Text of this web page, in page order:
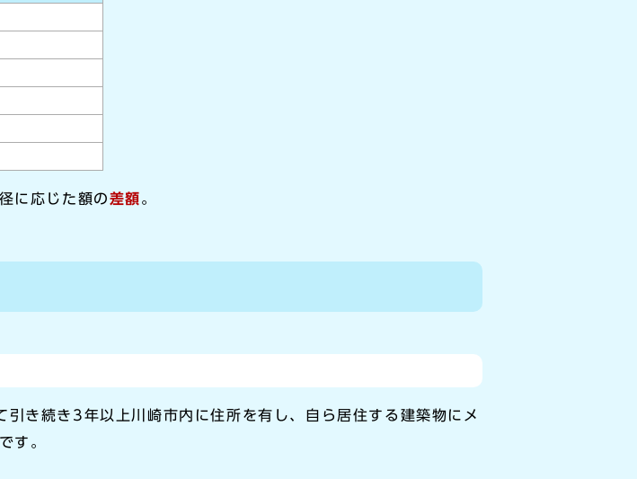
に応じた額の差額。
き続き3年以上川崎市内に住所を有し、自ら居住する建築物にメ
す。